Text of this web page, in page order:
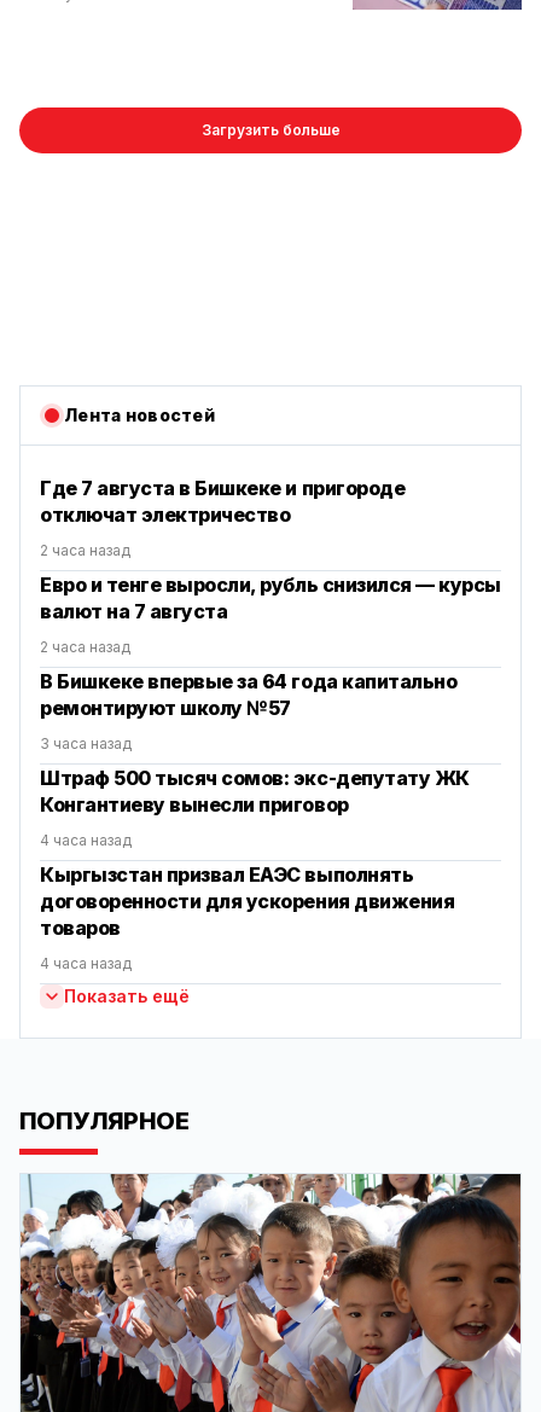
Загрузить больше
Лента новостей
Где 7 августа в Бишкеке и пригороде
отключат электричество
2 часа назад
Евро и тенге выросли, рубль снизился — курсы
валют на 7 августа
2 часа назад
В Бишкеке впервые за 64 года капитально
ремонтируют школу №57
3 часа назад
Штраф 500 тысяч сомов: экс-депутату ЖК
Конгантиеву вынесли приговор
4 часа назад
Кыргызстан призвал ЕАЭС выполнять
договоренности для ускорения движения
товаров
4 часа назад
Показать ещё
ПОПУЛЯРНОЕ